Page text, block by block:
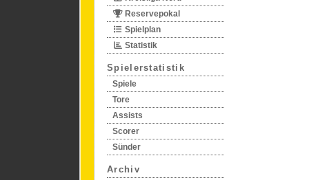
Reservepokal
Spielplan
Statistik
Spielerstatistik
Spiele
Tore
Assists
Scorer
Sünder
Archiv